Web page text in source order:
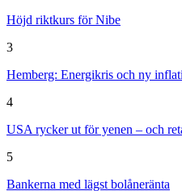
Höjd riktkurs för Nibe
3
Hemberg: Energikris och ny
4
USA rycker ut för yenen – och
5
Bankerna med lägst bolåneränta